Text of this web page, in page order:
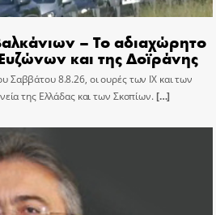
– Το αδιαχώρητο
και της Δοϊράνης
Σαββάτου 8.8.26, οι ουρές των ΙΧ και των
της Ελλάδας και των Σκοπίων.[…]